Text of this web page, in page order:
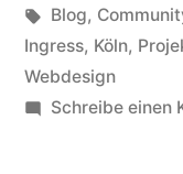
in
Schlagwörter:
Blog,
Ingress, Köln,
Webdesign
Schreibe einen